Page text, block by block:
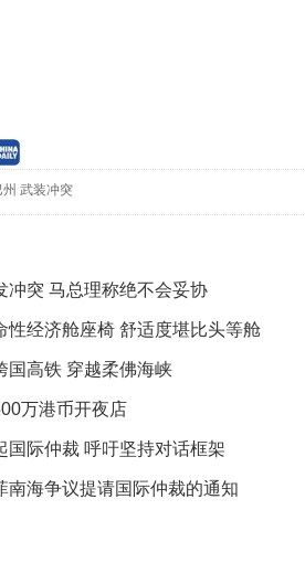
武装冲突
冲突 马总理称绝不会妥协
性经济舱座椅 舒适度堪比头等舱
国高铁 穿越柔佛海峡
万港币开夜店
国际仲裁 呼吁坚持对话框架
南海争议提请国际仲裁的通知